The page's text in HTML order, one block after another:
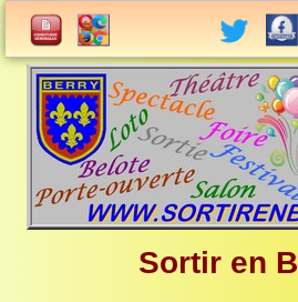
Sortir en